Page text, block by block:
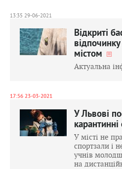
13:35 29-06-2021
Відкриті
містом
Актуальна
17:56 23-03-2021
У Львові
У місті не
спортзали і
учнів
на